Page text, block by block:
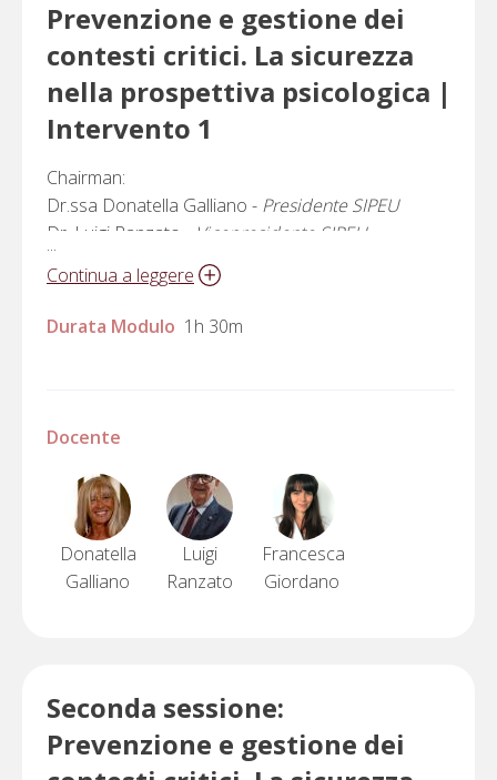
Prevenzione e gestione dei
contesti critici. La sicurezza
nella prospettiva psicologica |
Intervento 1
Chairman:
Dr.ssa Donatella Galliano - Presidente SIPEU
Dr. Luigi Ranzato -
Vicepresidente SIPEU
Prof.ssa Francesca Giordano
contesti di avversità
...
Continua a leggere
Durata Modulo 1h 30m
Docente
Donatella
Galliano
Luigi
Ranzato
Francesca
Giordano
Seconda sessione:
Prevenzione e gestione dei